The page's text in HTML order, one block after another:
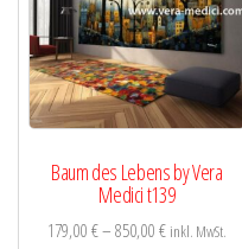
Baum des Lebens by Vera
Medici t139
179,00€–850,00€ inkl. MwSt.